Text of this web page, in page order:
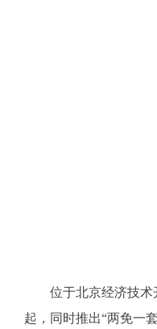
位于北京经济技术开
起，同时推出“两免一